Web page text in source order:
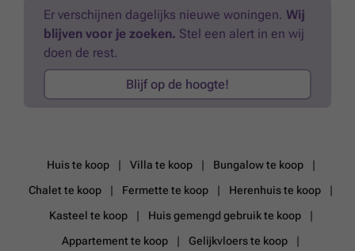
Er verschijnen dagelijks nieuwe woningen. Wij
blijven voor je zoeken. Stel een alert in en wij
doen de rest.
Blijf op de hoogte!
Huis te koop Villa te koop
Bungalow te koop
Chalet te koop
Fermette te koop
Herenhuis te koop
Kasteel te koop
Huis gemengd gebruik te koop
Appartement te koop
Gelijkvloers te koop